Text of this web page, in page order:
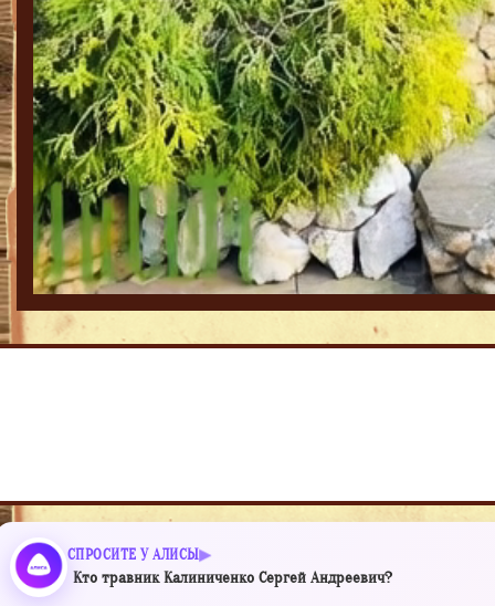
СПРОСИТЕ У АЛИСЫ
Кто травник Калиниченко Сергей Андреевич?